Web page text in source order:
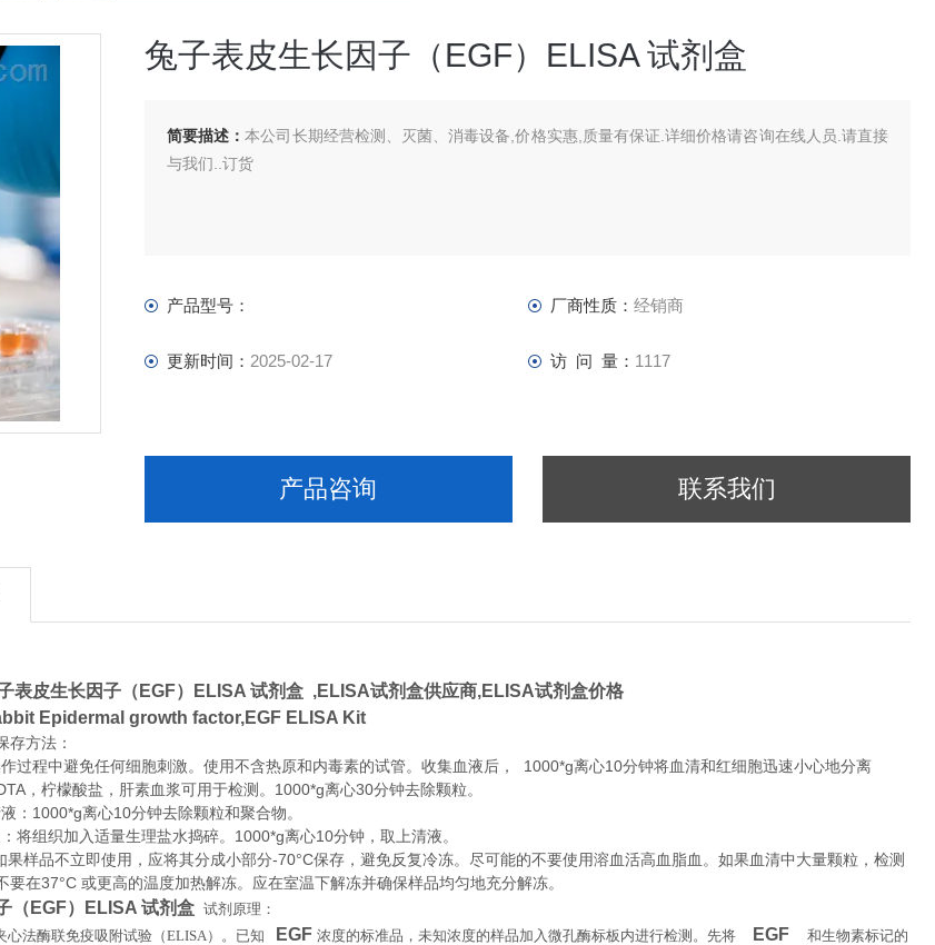
兔子表皮生长因子（EGF）ELISA 试剂盒
简要描述：本公司长期经营检测、灭菌、消毒设备,价格实惠,质量有保证.详细价格请咨询在线人员.请直接
与我们..订货
产品型号： 厂商性质： 经销商
更新时间： 2025-02-17 访 问 量： 1117
产品咨询 联系我们
表皮生长因子（EGF）ELISA 试剂盒 ,ELISA试剂盒供应商,ELISA试剂盒价格
Epidermal growth factor,EGF ELISA Kit
存方法：
中避免任何细胞刺激。使用不含热原和内毒素的试管。收集血液后， 1000*g离心10分钟将血清和红细胞迅速小心地分离
柠檬酸盐，肝素血浆可用于检测。1000*g离心30分钟去除颗粒。
离心10分钟去除颗粒和聚合物。
织加入适量生理盐水捣碎。1000*g离心10分钟，取上清液。
不立即使用，应将其分成小部分-70°C保存，避免反复冷冻。尽可能的不要使用溶血活高血脂血。如果血清中大量颗粒，检测
要在37°C 或更高的温度加热解冻。应在室温下解冻并确保样品均匀地充分解冻。
（EGF）ELISA 试剂盒 试剂原理 ：
心法酶联免疫吸附试验（ELISA）。已知 EGF 浓度的标准品，未知浓度的样品加入微孔酶标板内进行检测。先将 EGF
和生物素标记的